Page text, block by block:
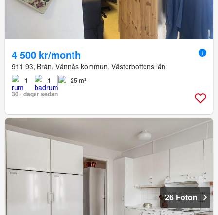
4 500 kr/month
911 93, Brån, Vännäs kommun, Västerbottens län
1 1
25 m²
30+ dagar sedan
26 Foton